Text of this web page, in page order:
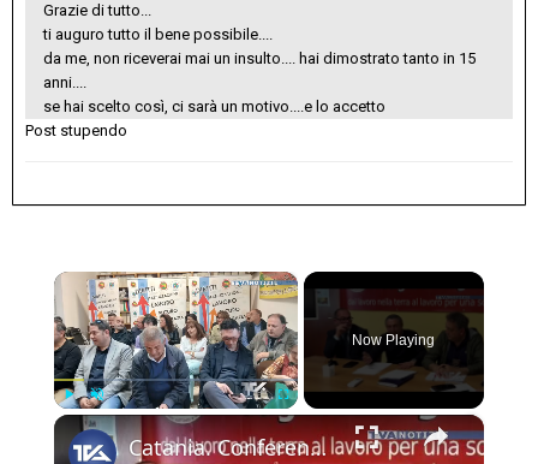
Grazie di tutto...
ti auguro tutto il bene possibile....
da me, non riceverai mai un insulto.... hai dimostrato tanto in 15
anni....
se hai scelto così, ci sarà un motivo....e lo accetto
Post stupendo
×
Unmute Fullscreen
Now Playing
×
Catania. Conferenza stampa del Sifus sulla vicenda degli ex operatori della formazione professionale